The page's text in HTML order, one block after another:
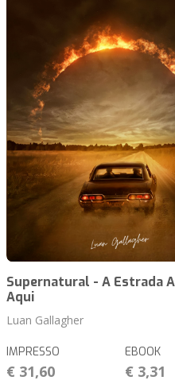
Supernatural - A Estrada
Aqui
Luan Gallagher
IMPRESSO
€ 31,60
EBOOK
€ 3,31